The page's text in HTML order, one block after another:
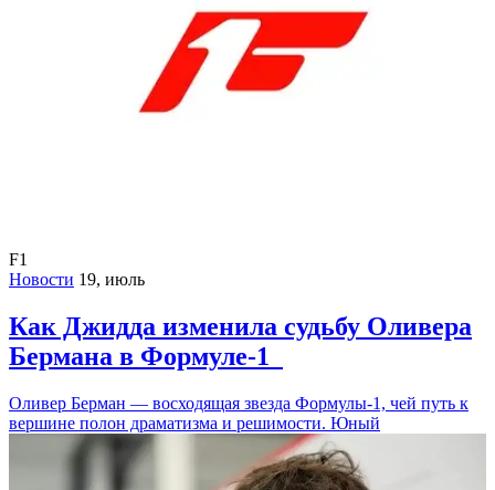
F1
Новости 19, июль
Как Джидда изменила судьбу Оливера
Бермана в Формуле-1
Оливер Берман — восходящая звезда Формулы-1, чей путь к
вершине полон драматизма и решимости. Юный